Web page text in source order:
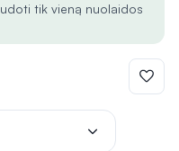
tik vieną nuolaidos